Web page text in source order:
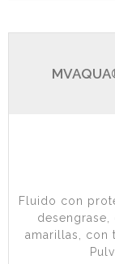
Fluido con
amarillas, con